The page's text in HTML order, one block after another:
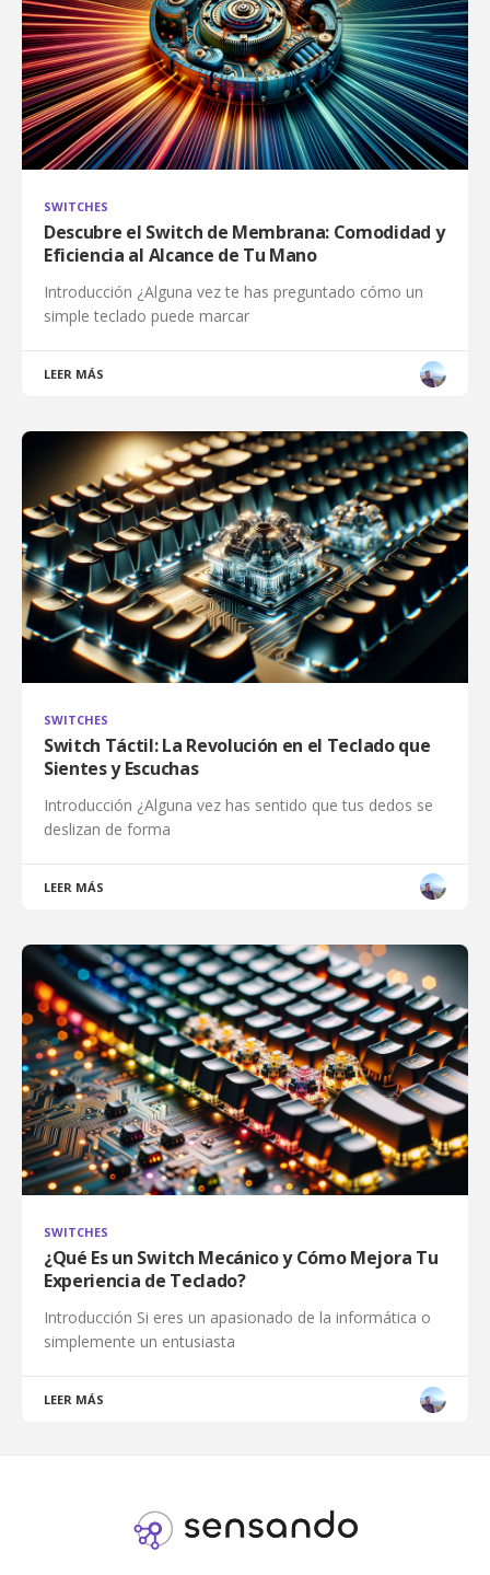
SWITCHES
Descubre el Switch de Membrana: Comodidad y
Eficiencia al Alcance de Tu Mano
Introducción ¿Alguna vez te has preguntado cómo un
simple teclado puede marcar
LEER MÁS
SWITCHES
Switch Táctil: La Revolución en el Teclado que
Sientes y Escuchas
Introducción ¿Alguna vez has sentido que tus dedos se
deslizan de forma
LEER MÁS
SWITCHES
¿Qué Es un Switch Mecánico y Cómo Mejora Tu
Experiencia de Teclado?
Introducción Si eres un apasionado de la informática o
simplemente un entusiasta
LEER MÁS